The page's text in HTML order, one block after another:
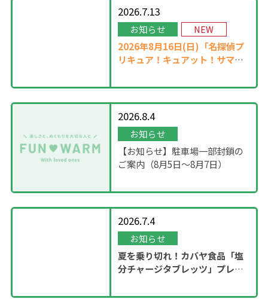
2026.7.13
お知らせ NEW
2026年8月16日(日)「名探偵プ
リキュア！キュアット！サマー
2026.8.4
お知らせ
【お知らせ】駐車場一部封鎖の
ご案内（8月5日〜8月7日）
2026.7.4
お知らせ
夏を乗り切れ！カバヤ食品「塩
分チャージタブレッツ」プレゼ